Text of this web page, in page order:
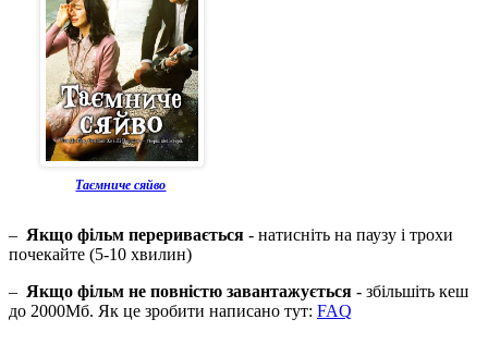
Таємниче сяйво
– Якщо фільм переривається - натисніть на паузу і трохи
почекайте (5-10 хвилин)
– Якщо фільм не повністю завантажується - збільшіть кеш
до 2000Мб. Як це зробити написано тут: FAQ